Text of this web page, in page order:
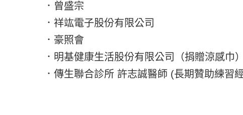
．曾盛宗
．祥竑電子股份有限公司
．豪照會
．明基健康生活股份有限公司（捐贈涼感巾）
．傳生聯合診所 許志誠醫師 (長期贊助練習